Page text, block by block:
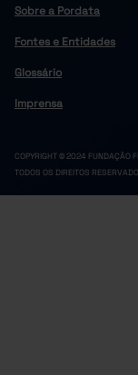
Sobre a Pordata
Fontes e Entidades
Glossário
Imprensa
COPYRIGHT © 2024 FUNDAÇÃO
TODOS OS DIREITOS